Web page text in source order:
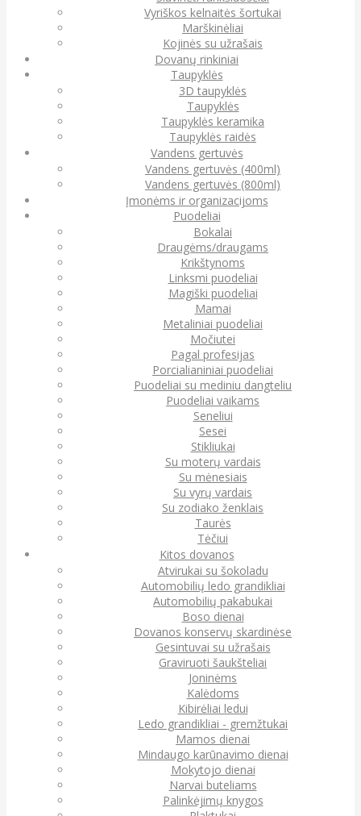
Vyriškos kelnaitės šortukai
Marškinėliai
Kojinės su užrašais
Dovanų rinkiniai
Taupyklės
3D taupyklės
Taupyklės
Taupyklės keramika
Taupyklės raidės
Vandens gertuvės
Vandens gertuvės (400ml)
Vandens gertuvės (800ml)
Įmonėms ir organizacijoms
Puodeliai
Bokalai
Draugėms/draugams
Krikštynoms
Linksmi puodeliai
Magiški puodeliai
Mamai
Metaliniai puodeliai
Močiutei
Pagal profesijas
Porcialianiniai puodeliai
Puodeliai su mediniu dangteliu
Puodeliai vaikams
Seneliui
Sesei
Stikliukai
Su moterų vardais
Su mėnesiais
Su vyrų vardais
Su zodiako ženklais
Taurės
Tėčiui
Kitos dovanos
Atvirukai su šokoladu
Automobilių ledo grandikliai
Automobilių pakabukai
Boso dienai
Dovanos konservų skardinėse
Gesintuvai su užrašais
Graviruoti šaukšteliai
Joninėms
Kalėdoms
Kibirėliai ledui
Ledo grandikliai - gremžtukai
Mamos dienai
Mindaugo karūnavimo dienai
Mokytojo dienai
Narvai buteliams
Palinkėjimų knygos